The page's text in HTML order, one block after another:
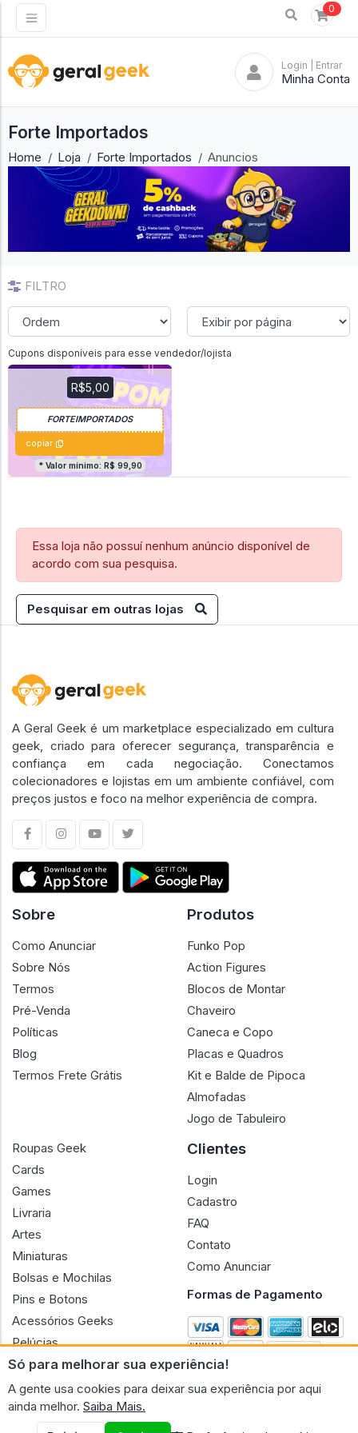
0
Login | Entrar
Minha Conta
Forte Importados
Home Loja Forte Importados Anuncios
FILTRO
Cupons disponíveis para esse vendedor/lojista
R$5,00
copiar
* Valor mínimo: R$ 99,90
Essa loja não possuí nenhum anúncio disponível de
acordo com sua pesquisa.
Pesquisar em outras lojas
Só para melhorar sua experiência!
A gente usa cookies para deixar sua experiência por aqui
ainda melhor. Saiba Mais.
A Geral Geek é um marketplace especializado em cultura
geek, criado para oferecer segurança, transparência e
confiança em cada negociação. Conectamos
colecionadores e lojistas em um ambiente confiável, com
preços justos e foco na melhor experiência de compra.
Sobre
Como Anunciar
Sobre Nós
Termos
Pré-Venda
Políticas
Blog
Termos Frete Grátis
Produtos
Funko Pop
Action Figures
Blocos de Montar
Chaveiro
Caneca e Copo
Placas e Quadros
Kit e Balde de Pipoca
Almofadas
Jogo de Tabuleiro
Roupas Geek
Cards
Games
Livraria
Artes
Miniaturas
Bolsas e Mochilas
Pins e Botons
Acessórios Geeks
Pelúcias
Bonecas
Clientes
Login
Cadastro
FAQ
Contato
Como Anunciar
Formas de Pagamento